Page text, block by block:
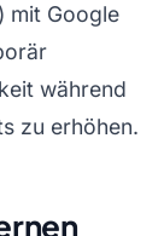
mit Google
während
zu erhöhen.